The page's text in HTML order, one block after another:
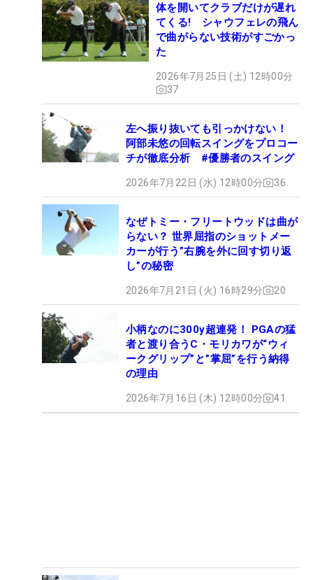
体を開いてクラブだけが遅れ
てくる! シャウフェレの飛ん
で曲がらない技術がすごかっ
た
2026年7月25日 (土) 12時00分
37
左へ振り抜いても引っかけない！
阿部未悠の回転スイングをプロコー
チが徹底分析 #優勝者のスイング
2026年7月22日 (水) 12時00分 36
なぜトミー・フリートウッドは曲が
らない？ 世界屈指のショットメー
カーが行う”右腕を外に回す切り返
し”の秘密
2026年7月21日 (火) 16時29分 20
小柄なのに300y超連発！ PGAの猛
者と渡り合うC・モリカワが“ウィ
ークグリップ”と”掌屈”を行う納得
の理由
2026年7月16日 (木) 12時00分 41